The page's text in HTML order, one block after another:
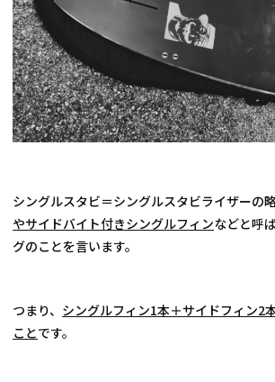
シングルスタビ＝シングルスタビライザーの
やサイドバイト付きシングルフィンなどと呼
グのことを言います。
つまり、 シングルフィン1本＋サイドフィン2
ことです。